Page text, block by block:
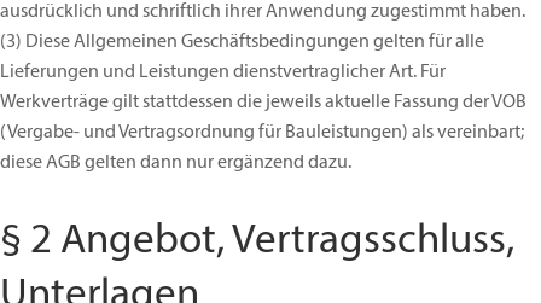
ausdrücklich und schriftlich ihrer Anwendung zugestimmt haben.
(3) Diese Allgemeinen Geschäftsbedingungen gelten für alle
Lieferungen und Leistungen dienstvertraglicher Art. Für
Werkverträge gilt stattdessen die jeweils aktuelle Fassung der VOB
(Vergabe- und Vertragsordnung für Bauleistungen) als vereinbart;
diese AGB gelten dann nur ergänzend dazu.
§ 2 Angebot, Vertragsschluss,